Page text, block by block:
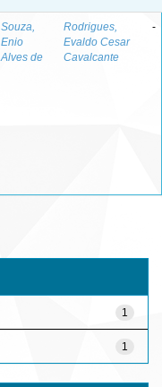
Souza,
Enio
Alves de
Rodrigues,
Evaldo Cesar
Cavalcante
-
1
1